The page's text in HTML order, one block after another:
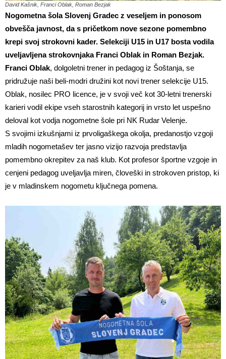
David Kašnik, Franci Oblak, Roman Bezjak
Nogometna šola Slovenj Gradec z veseljem in ponosom
obvešča javnost, da s pričetkom nove sezone pomembno
krepi svoj strokovni kader. Selekciji U15 in U17 bosta vodila
uveljavljena strokovnjaka Franci Oblak in Roman Bezjak.
Franci Oblak, dolgoletni trener in pedagog iz Šoštanja, se
pridružuje naši beli-modri družini kot novi trener selekcije U15.
Oblak, nosilec PRO licence, je v svoji več kot 30-letni trenerski
karieri vodil ekipe vseh starostnih kategorij in vrsto let uspešno
deloval kot vodja nogometne šole pri NK Rudar Velenje.
S svojimi izkušnjami iz prvoligaškega okolja, predanostjo vzgoji
mladih nogometašev ter jasno vizijo razvoja predstavlja
pomembno okrepitev za naš klub. Kot profesor športne vzgoje in
cenjeni pedagog uveljavlja miren, človeški in strokoven pristop, ki
je v mladinskem nogometu ključnega pomena.